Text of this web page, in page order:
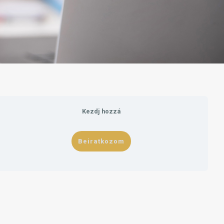
Kezdj hozzá
Beiratkozom